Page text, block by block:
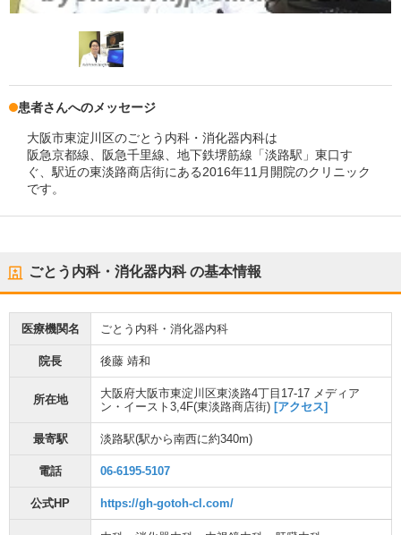
患者さんへのメッセージ
大阪市東淀川区のごとう内科・消化器内科は
阪急京都線、阪急千里線、地下鉄堺筋線「淡路駅」東口す
ぐ、駅近の東淡路商店街にある2016年11月開院のクリニック
です。
ごとう内科・消化器内科の基本情報
医療機関名 ごとう内科・消化器内科
院長 後藤 靖和
所在地
大阪府大阪市東淀川区東淡路4丁目17-17 メディア
ン・イースト3,4F(東淡路商店街) [アクセス]
最寄駅 淡路駅(駅から南西に約340m)
電話 06-6195-5107
公式HP https://gh-gotoh-cl.com/